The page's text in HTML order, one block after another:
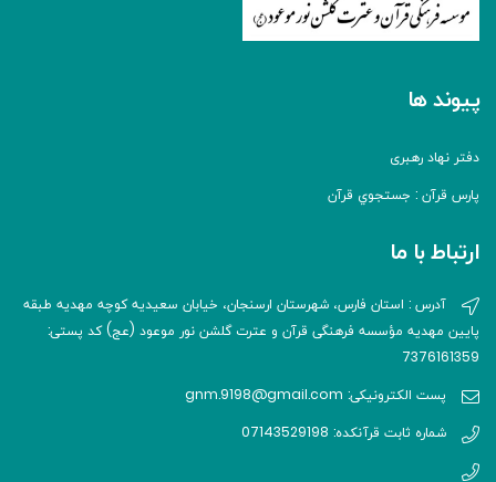
پیوند ها
دفتر نهاد رهبری
پارس قرآن : جستجوي قرآن
ارتباط با ما
آدرس : استان فارس، شهرستان ارسنجان، خیابان سعیدیه کوچه مهدیه طبقه
پایین مهدیه مؤسسه فرهنگی قرآن و عترت گلشن نور موعود (عج) کد پستی:
7376161359
پست الکترونیکی: gnm.9198@gmail.com
شماره ثابت قرآنکده: 07143529198